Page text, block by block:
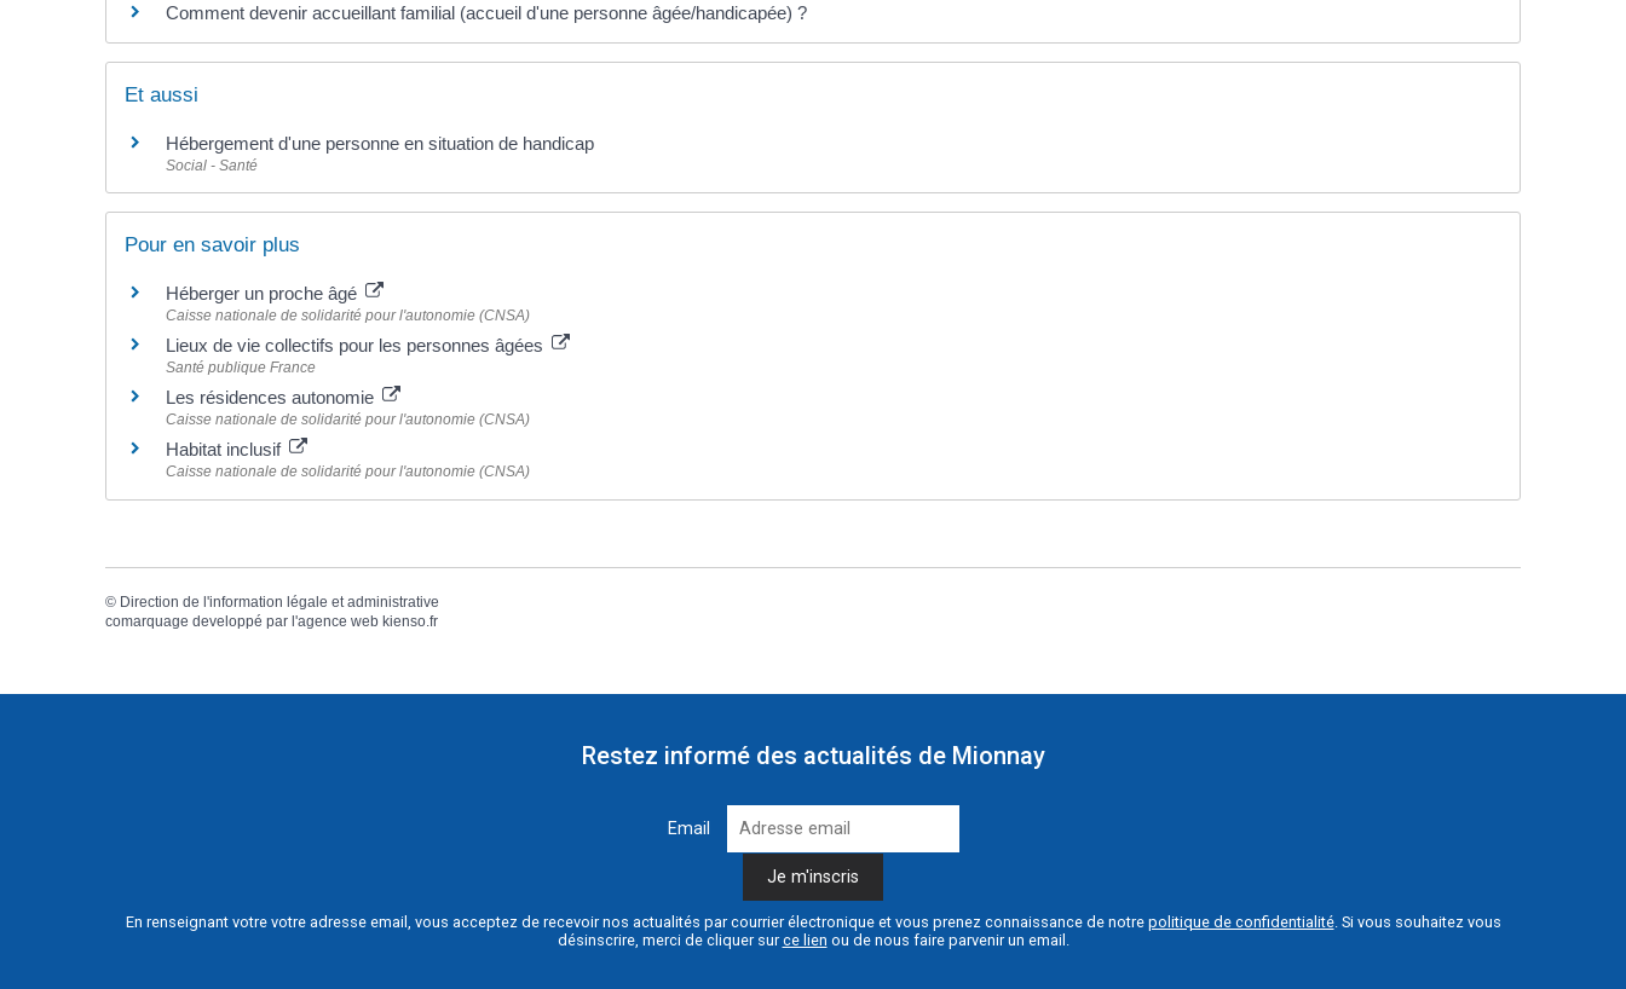
Comment devenir accueillant familial (accueil d'une personne âgée/handicapée) ?
Et aussi
Hébergement d'une personne en situation de handicap
Social - Santé
Pour en savoir plus
Héberger un proche âgé
Caisse nationale de solidarité pour l'autonomie (CNSA)
Lieux de vie collectifs pour les personnes âgées
Santé publique France
Les résidences autonomie
Caisse nationale de solidarité pour l'autonomie (CNSA)
Habitat inclusif
Caisse nationale de solidarité pour l'autonomie (CNSA)
© Direction de l'information légale et administrative
comarquage developpé par l'agence web kienso.fr
Restez informé des actualités de Mionnay
Email
En renseignant votre votre adresse email, vous acceptez de recevoir nos actualités par courrier électronique et vous prenez connaissance de notre politique de confidentialité. Si vous souhaitez vous
désinscrire, merci de cliquer surce lien ou de nous faire parvenir un email.